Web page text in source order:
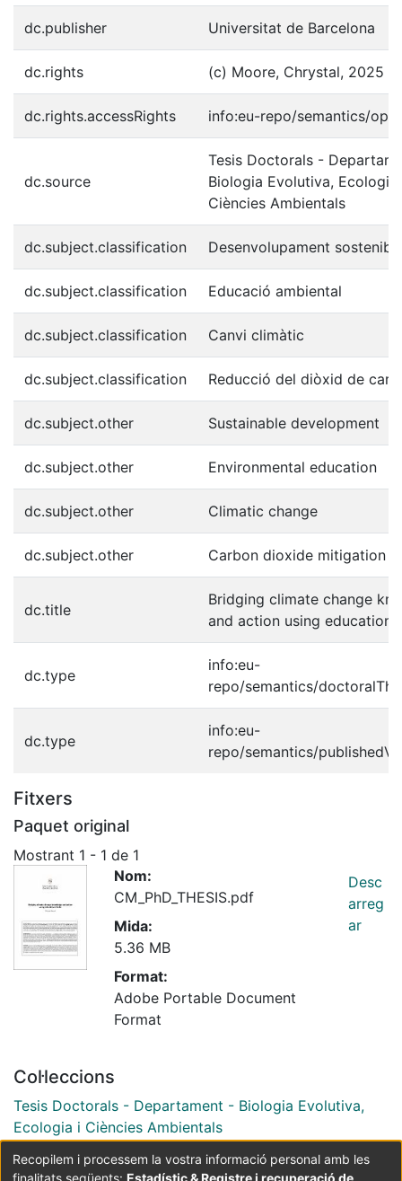
dc.publisher Universitat de Barcelona
dc.rights (c) Moore, Chrystal, 2025
dc.rights.accessRights info:eu-repo/semantics/
dc.source
Tesis Doctorals -
Biologia Evolutiva, Ecologia
Ciències Ambientals
dc.subject.classification Desenvolupament
dc.subject.classification Educació ambiental
dc.subject.classification Canvi climàtic
dc.subject.classification Reducció del diòxid de
dc.subject.other Sustainable development
dc.subject.other Environmental education
dc.subject.other Climatic change
dc.subject.other Carbon dioxide mitigation
dc.title
Bridging climate change
and action using
dc.type
info:eu-
repo/semantics/
dc.type
info:eu-
repo/semantics/
Fitxers
Paquet original
Mostrant 1 - 1 de 1
Nom:
CM_PhD_THESIS.pdf
Mida:
5.36 MB
Format:
Adobe Portable Document
Format
Desc
arreg
ar
Col·leccions
Tesis Doctorals - Departament - Biologia Evolutiva,
Ecologia i Ciències Ambientals
Coordinació:CRAI UB Avís legal Metadades
Recopilem i processem la vostra informació personal amb les
finalitats següents: Estadístic & Registre i recuperació de